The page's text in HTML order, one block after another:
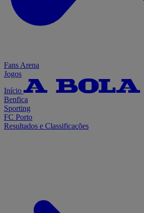
Fans Arena
Jogos
Início
Benfica
Sporting
FC Porto
Resultados e Classificações